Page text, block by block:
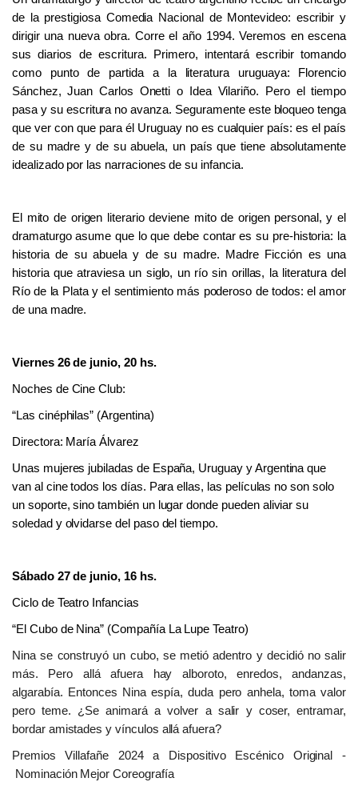
de la prestigiosa Comedia Nacional de Montevideo: escribir y
dirigir una nueva obra. Corre el año 1994. Veremos en escena
sus diarios de escritura. Primero, intentará escribir tomando
como punto de partida a la literatura uruguaya: Florencio
Sánchez, Juan Carlos Onetti o Idea Vilariño. Pero el tiempo
pasa y su escritura no avanza. Seguramente este bloqueo tenga
que ver con que para él Uruguay no es cualquier país: es el país
de su madre y de su abuela, un país que tiene absolutamente
idealizado por las narraciones de su infancia.
El mito de origen literario deviene mito de origen personal, y el
dramaturgo asume que lo que debe contar es su pre-historia: la
historia de su abuela y de su madre. Madre Ficción es una
historia que atraviesa un siglo, un río sin orillas, la literatura del
Río de la Plata y el sentimiento más poderoso de todos: el amor
de una madre.
Viernes 26 de junio, 20 hs.
Noches de Cine Club:
“Las cinéphilas” (Argentina)
Directora: María Álvarez
Unas mujeres jubiladas de España, Uruguay y Argentina que
van al cine todos los días. Para ellas, las películas no son solo
un soporte, sino también un lugar donde pueden aliviar su
soledad y olvidarse del paso del tiempo.
Sábado 27 de junio, 16 hs.
Ciclo de Teatro Infancias
“El Cubo de Nina” (Compañía La Lupe Teatro)
Nina se construyó un cubo, se metió adentro y decidió no salir
más. Pero allá afuera hay alboroto, enredos, andanzas,
algarabía. Entonces Nina espía, duda pero anhela, toma valor
pero teme. ¿Se animará a volver a salir y coser, entramar,
bordar amistades y vínculos allá afuera?
Premios Villafañe 2024 a Dispositivo Escénico Original -
Nominación Mejor Coreografía